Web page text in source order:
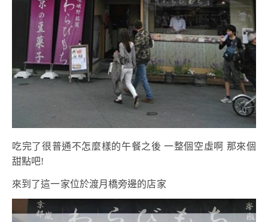
吃完了很普通不怎麼樣的午餐之後 一整個空虛啊 那來個
甜點吧!
來到了這一家位於渡月橋旁邊的店家